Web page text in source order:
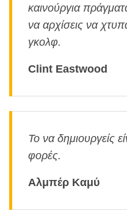
καινούργια
να αρχίσεις να
γκολφ.
Clint Eastwood
Το να δημιουργείς
φορές.
Αλμπέρ Καμύ